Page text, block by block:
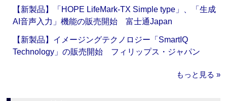
【新製品】「HOPE LifeMark-TX Simple type」、「生成
AI音声入力」機能の販売開始 富士通Japan
【新製品】イメージングテクノロジー「SmartIQ
Technology」の販売開始 フィリップス・ジャパン
もっと見る »